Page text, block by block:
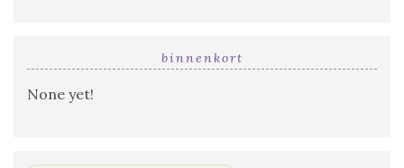
binnenkort
None yet!